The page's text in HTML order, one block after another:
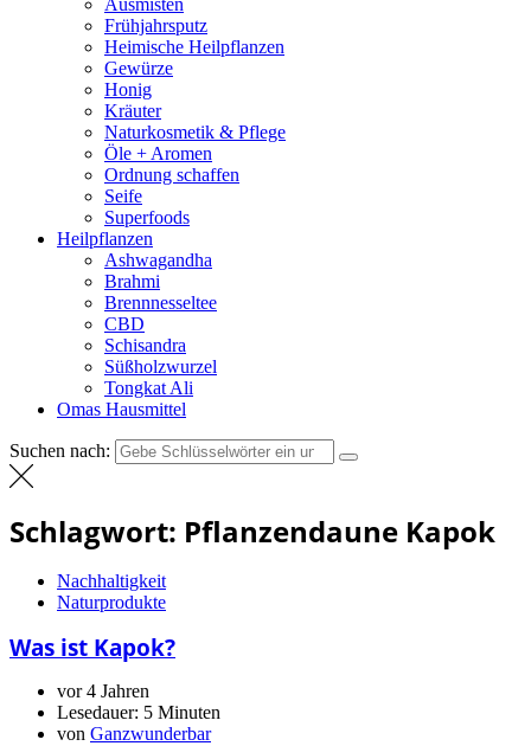
Ausmisten
Frühjahrsputz
Heimische Heilpflanzen
Gewürze
Honig
Kräuter
Naturkosmetik & Pflege
Öle + Aromen
Ordnung schaffen
Seife
Superfoods
Heilpflanzen
Ashwagandha
Brahmi
Brennnesseltee
CBD
Schisandra
Süßholzwurzel
Tongkat Ali
Omas Hausmittel
Suchen nach:
Schlagwort: Pflanzendaune Kapok
Nachhaltigkeit
Naturprodukte
Was ist Kapok?
vor 4 Jahren
Lesedauer: 5 Minuten
von Ganzwunderbar